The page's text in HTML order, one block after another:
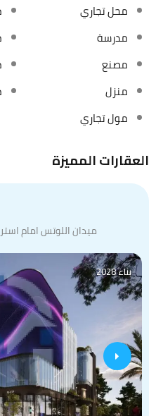
محل تجاري
مدرسة
مصنع
منزل
مول تجاري
العقارات المميزة
ميدان اللوتس امام
بناء 2028